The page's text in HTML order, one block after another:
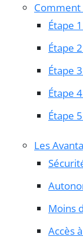
Comment
Étape
Étape
Étape
Étape
Étape
Les
Moins
Accès